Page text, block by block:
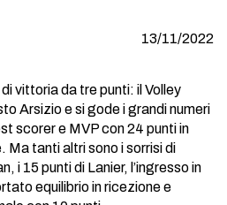
13/11/2022
vittoria da tre punti: il Volley
Arsizio e si gode i grandi numeri
scorer e MVP con 24 punti in
Ma tanti altri sono i sorrisi di
i 15 punti di Lanier, l’ingresso in
equilibrio in ricezione e